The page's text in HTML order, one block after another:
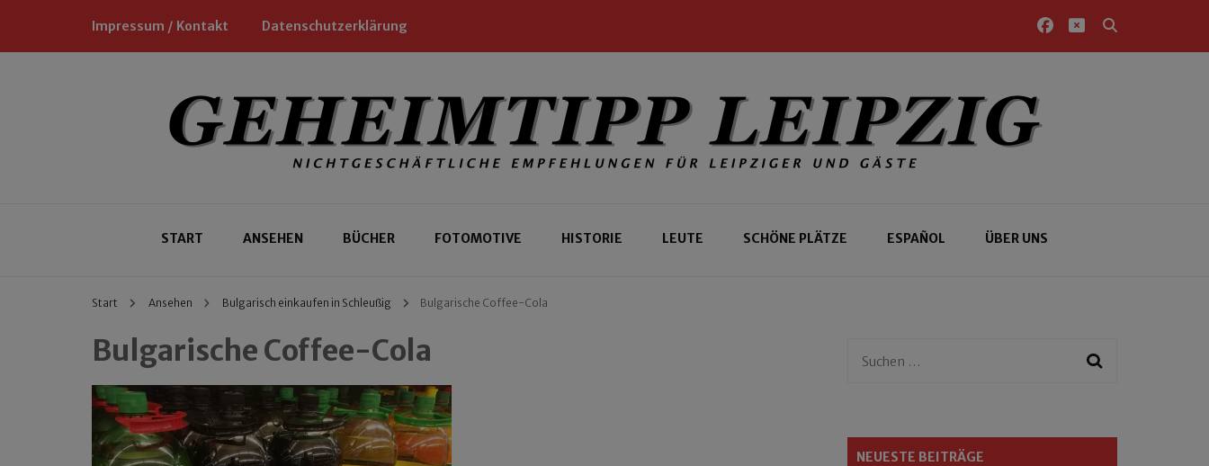
Impressum / Kontakt Datenschutzerklärung
Geheimtipp Leipzig
START ANSEHEN BÜCHER FOTOMOTIVE HISTORIE LEUTE SCHÖNE PLÄTZE ESPAÑOL ÜBER UNS
Start Ansehen Bulgarisch einkaufen in Schleußig Bulgarische Coffee-Cola
Bulgarische Coffee-Cola
Suchen
NEUESTE BEITRÄGE